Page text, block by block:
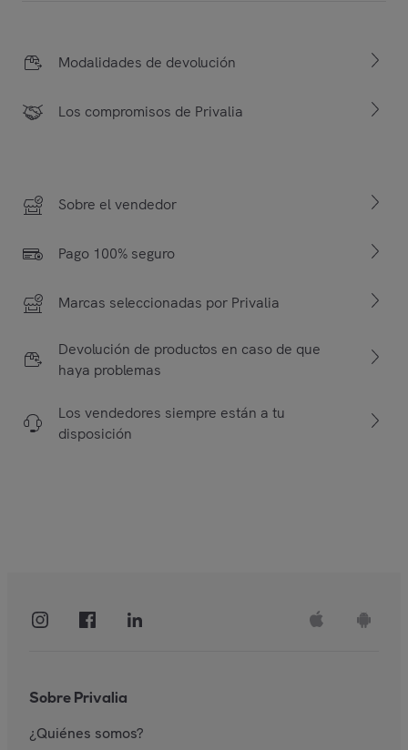
Modalidades de devolución
Los compromisos de Privalia
Sobre el vendedor
Pago 100% seguro
Marcas seleccionadas por Privalia
Devolución de productos en caso de que
haya problemas
Los vendedores siempre están a tu
disposición
Sobre Privalia
¿Quiénes somos?